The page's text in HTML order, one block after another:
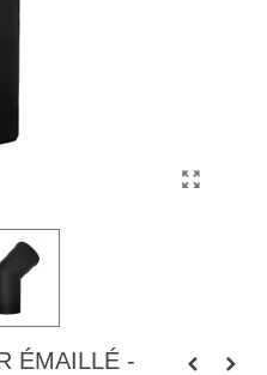
ÉMAILLÉ -